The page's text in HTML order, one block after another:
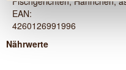
EAN:
4260126991996
Nährwerte